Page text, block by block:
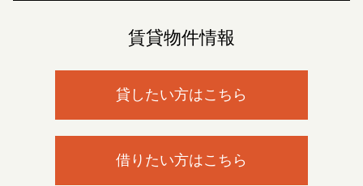
賃貸物件情報
貸したい方はこちら
借りたい方はこちら